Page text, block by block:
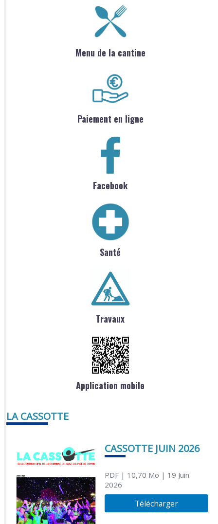
Menu de la cantine
Paiement en ligne
Facebook
Santé
Travaux
Application mobile
LA CASSOTTE
CASSOTTE JUIN 2026
PDF| 10,70 Mo | 19 Juin
2026
Télécharger